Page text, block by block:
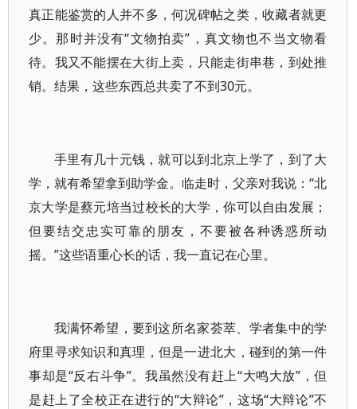
真正能鉴赏的人并不多，何况碑帖之类，收藏者就更
少。那时并没有“文物拍卖”，真文物也不当文物看
待。我又不能摆在大街上卖，只能走街串巷，到处推
销。结果，这些东西总共卖了不到30元。
手里有几十元钱，就可以到北京上学了，到了大
学，就有希望拿到助学金。临走时，父亲对我说：“北
京大学是蔡元培当过校长的大学，你可以自由发展；
但要结交忠实可靠的朋友，不要被各种诱惑所动
摇。”这些语重心长的话，我一直记在心里。
我满怀希望，要到这所名家荟萃、学者集中的学
府里寻求知识和真理，但是一进北大，碰到的第一件
事却是“反右斗争”。我虽然没有赶上“大鸣大放”，但
是赶上了全校正在进行的“大辩论”，这场“大辩论”不